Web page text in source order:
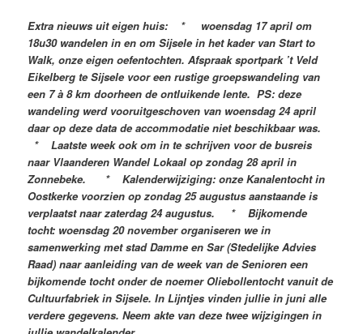
Extra nieuws uit eigen huis: * woensdag 17 april om
18u30 wandelen in en om Sijsele in het kader van Start to
Walk, onze eigen oefentochten. Afspraak sportpark ’t Veld
Eikelberg te Sijsele voor een rustige groepswandeling van
een 7 à 8 km doorheen de ontluikende lente. PS: deze
wandeling werd vooruitgeschoven van woensdag 24 april
daar op deze data de accommodatie niet beschikbaar was.
* Laatste week ook om in te schrijven voor de busreis
naar Vlaanderen Wandel Lokaal op zondag 28 april in
Zonnebeke. * Kalenderwijziging: onze Kanalentocht in
Oostkerke voorzien op zondag 25 augustus aanstaande is
verplaatst naar zaterdag 24 augustus. * Bijkomende
tocht: woensdag 20 november organiseren we in
samenwerking met stad Damme en Sar (Stedelijke Advies
Raad) naar aanleiding van de week van de Senioren een
bijkomende tocht onder de noemer Oliebollentocht vanuit de
Cultuurfabriek in Sijsele. In Lijntjes vinden jullie in juni alle
verdere gegevens. Neem akte van deze twee wijzigingen in